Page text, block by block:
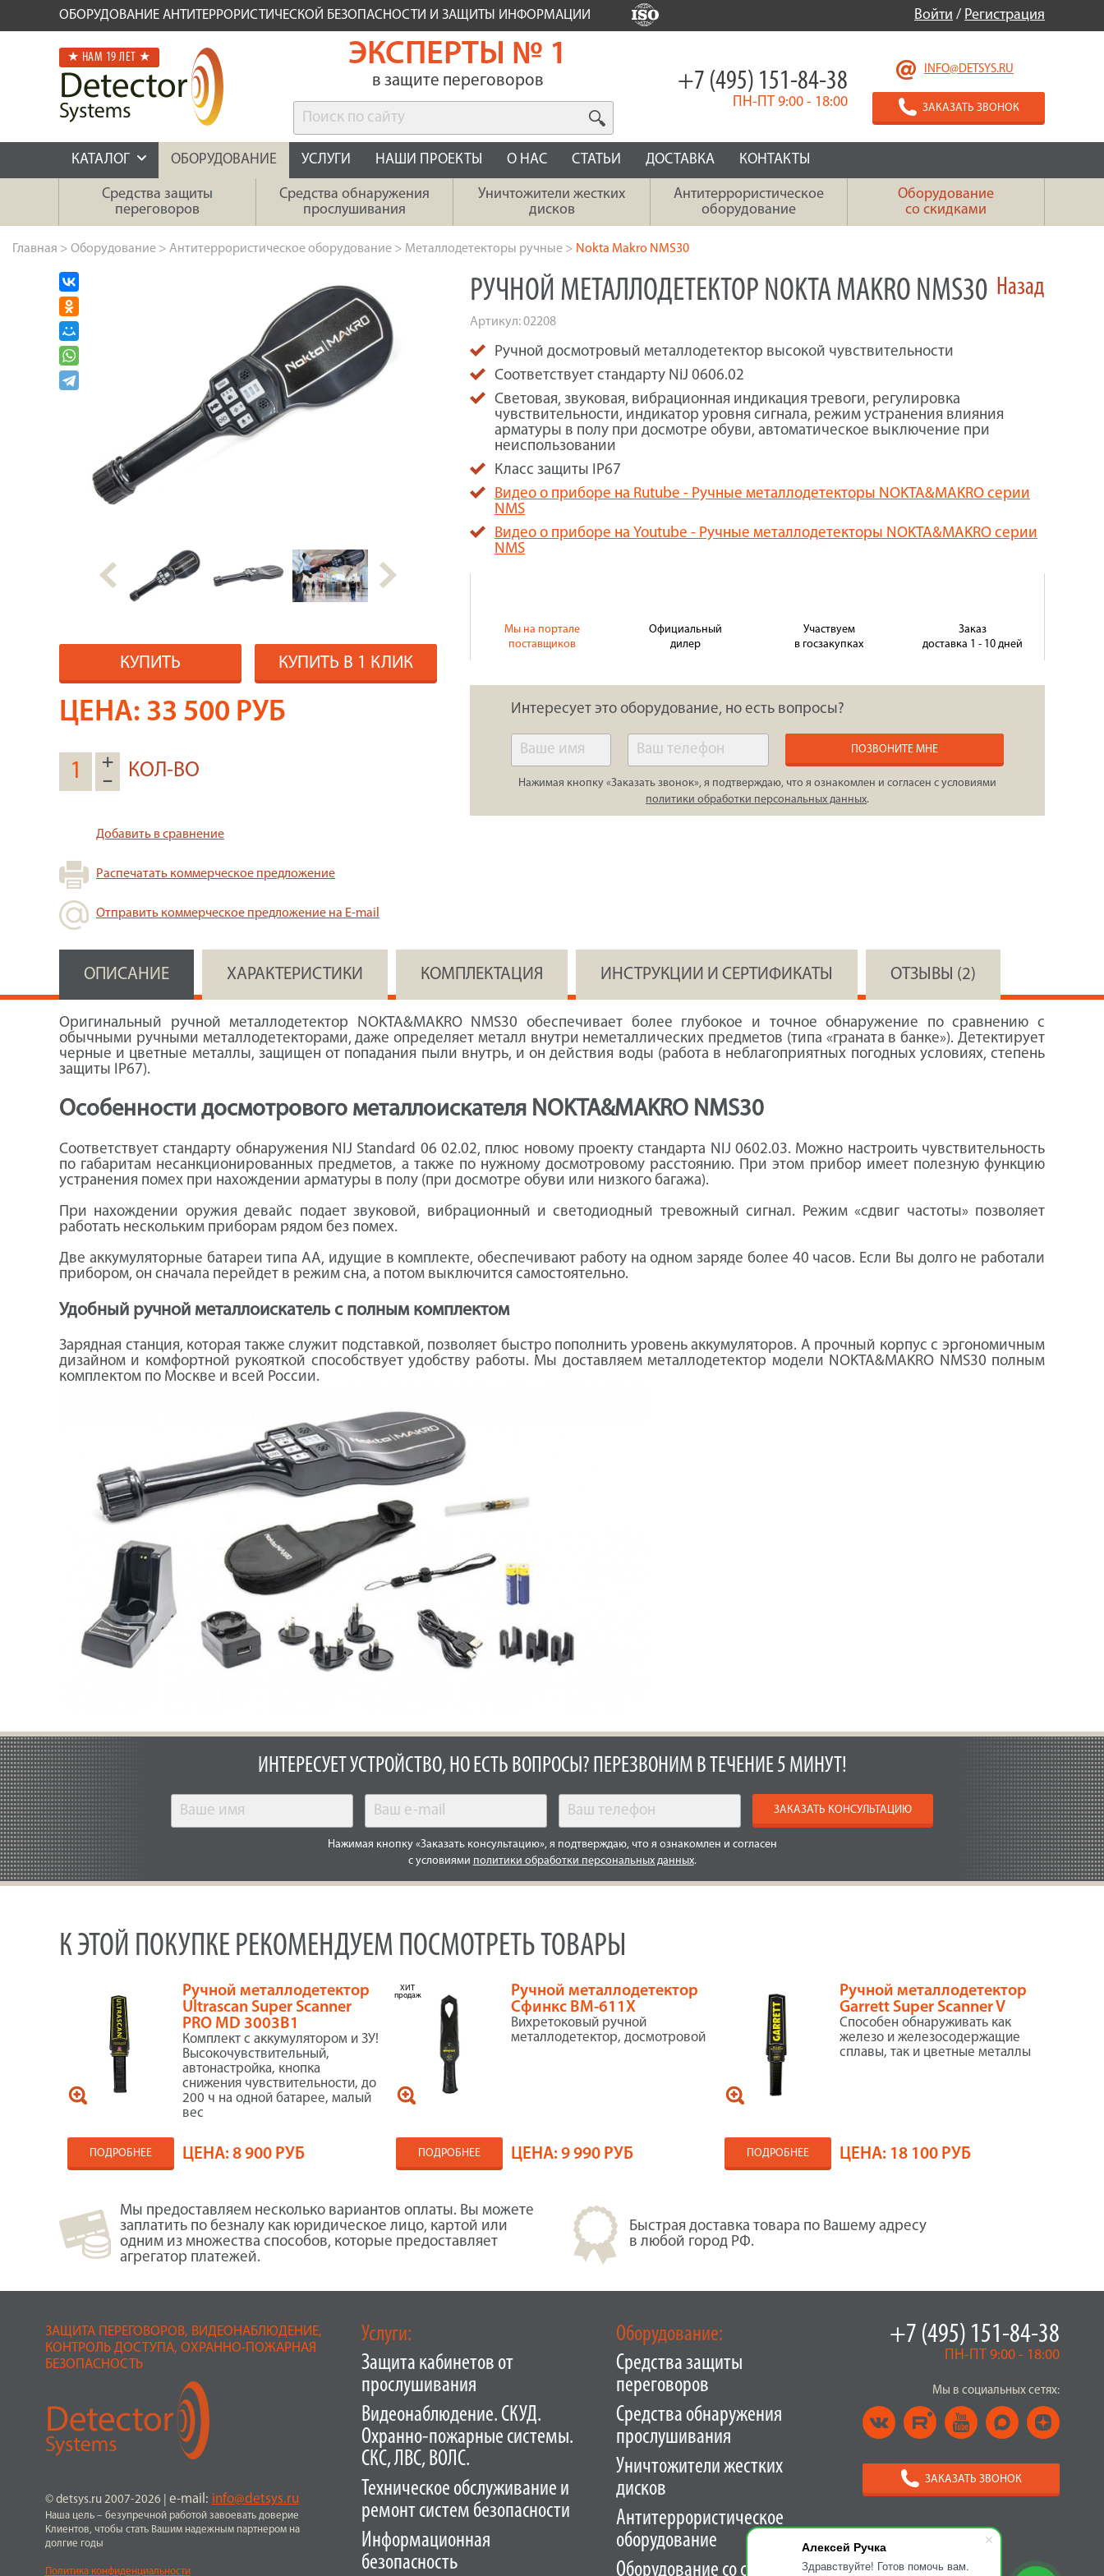
Алексей Ручка
Здравствуйте! Готов помочь вам.
ОБОРУДОВАНИЕ АНТИТЕРРОРИСТИЧЕСКОЙ БЕЗОПАСНОСТИ И ЗАЩИТЫ ИНФОРМАЦИИ Войти / Регистрация
★ НАМ 19 ЛЕТ ★ ЭКСПЕРТЫ № 1
в защите переговоров
INFO@DETSYS.RU
ЗАКАЗАТЬ ЗВОНОК
+7 (495) 151-84-38
ПН-ПТ 9:00 - 18:00
КАТАЛОГ ОБОРУДОВАНИЕ УСЛУГИ НАШИ ПРОЕКТЫ О НАС СТАТЬИ ДОСТАВКА КОНТАКТЫ
Средства защиты
переговоров
Средства обнаружения
прослушивания
Уничтожители жестких
дисков
Антитеррористическое
оборудование
Оборудование
со скидками
Главная > Оборудование > Антитеррористическое оборудование > Металлодетекторы ручные > Nokta Makro NMS30
Назад
КУПИТЬ КУПИТЬ В 1 КЛИК
ЦЕНА: 33 500 РУБ
+
–
КОЛ-ВО
Добавить в сравнение
Распечатать коммерческое предложение
Отправить коммерческое предложение на E-mail
РУЧНОЙ МЕТАЛЛОДЕТЕКТОР NOKTA MAKRO NMS30
Артикул:02208
Ручной досмотровый металлодетектор высокой чувствительности
Соответствует стандарту NiJ 0606.02
Световая, звуковая, вибрационная индикация тревоги, регулировка
чувствительности, индикатор уровня сигнала, режим устранения влияния
арматуры в полу при досмотре обуви, автоматическое выключение при
неиспользовании
Класс защиты IP67
Видео о приборе на Rutube - Ручные металлодетекторы NOKTA&MAKRO серии
NMS
Видео о приборе на Youtube - Ручные металлодетекторы NOKTA&MAKRO серии
NMS
Мы на портале
поставщиков
Официальный
дилер
Участвуем
в госзакупках
Заказ
доставка 1 - 10 дней
Интересует это оборудование, но есть вопросы?
ПОЗВОНИТЕ МНЕ
Нажимая кнопку «Заказать звонок», я подтверждаю, что я ознакомлен и согласен с условиями
политики обработки персональных данных.
ОПИСАНИЕ ХАРАКТЕРИСТИКИ КОМПЛЕКТАЦИЯ ИНСТРУКЦИИ И СЕРТИФИКАТЫ ОТЗЫВЫ (2)
Оригинальный ручной металлодетектор NOKTA&MAKRO NMS30 обеспечивает более глубокое и точное обнаружение по сравнению с
обычными ручными металлодетекторами, даже определяет металл внутри неметаллических предметов (типа «граната в банке»). Детектирует
черные и цветные металлы, защищен от попадания пыли внутрь, и он действия воды (работа в неблагоприятных погодных условиях, степень
защиты IP67).
Особенности досмотрового металлоискателя NOKTA&MAKRO NMS30
Соответствует стандарту обнаружения NIJ Standard 06 02.02, плюс новому проекту стандарта NIJ 0602.03. Можно настроить чувствительность
по габаритам несанкционированных предметов, а также по нужному досмотровому расстоянию. При этом прибор имеет полезную функцию
устранения помех при нахождении арматуры в полу (при досмотре обуви или низкого багажа).
При нахождении оружия девайс подает звуковой, вибрационный и светодиодный тревожный сигнал. Режим «сдвиг частоты» позволяет
работать нескольким приборам рядом без помех.
Две аккумуляторные батареи типа АА, идущие в комплекте, обеспечивают работу на одном заряде более 40 часов. Если Вы долго не работали
прибором, он сначала перейдет в режим сна, а потом выключится самостоятельно.
Удобный ручной металлоискатель с полным комплектом
Зарядная станция, которая также служит подставкой, позволяет быстро пополнить уровень аккумуляторов. А прочный корпус с эргономичным
дизайном и комфортной рукояткой способствует удобству работы. Мы доставляем металлодетектор модели NOKTA&MAKRO NMS30 полным
комплектом по Москве и всей России.
ИНТЕРЕСУЕТ УСТРОЙСТВО, НО ЕСТЬ ВОПРОСЫ? ПЕРЕЗВОНИМ В ТЕЧЕНИЕ 5 МИНУТ!
ЗАКАЗАТЬ КОНСУЛЬТАЦИЮ
Нажимая кнопку «Заказать консультацию», я подтверждаю, что я ознакомлен и согласен
с условиями политики обработки персональных данных.
К ЭТОЙ ПОКУПКЕ РЕКОМЕНДУЕМ ПОСМОТРЕТЬ ТОВАРЫ
Ручной металлодетектор
Ultrascan Super Scanner
PRO MD 3003B1
Комплект с аккумулятором и ЗУ!
Высокочувствительный,
автонастройка, кнопка
снижения чувствительности, до
200 ч на одной батарее, малый
вес
ПОДРОБНЕЕ ЦЕНА:8 900 РУБ
Ручной металлодетектор
Сфинкс ВМ-611Х
Вихретоковый ручной
металлодетектор, досмотровой
ХИТ
продаж
ПОДРОБНЕЕ ЦЕНА:9 990 РУБ
Ручной металлодетектор
Garrett Super Scanner V
Cпособен обнаруживать как
железо и железосодержащие
сплавы, так и цветные металлы
ПОДРОБНЕЕ ЦЕНА: 18 100 РУБ
Мы предоставляем несколько вариантов оплаты. Вы можете
заплатить по безналу как юридическое лицо, картой или
одним из множества способов, которые предоставляет
агрегатор платежей.
Быстрая доставка товара по Вашему адресу
в любой город РФ.
ЗАЩИТА ПЕРЕГОВОРОВ, ВИДЕОНАБЛЮДЕНИЕ,
КОНТРОЛЬ ДОСТУПА, ОХРАННО-ПОЖАРНАЯ
БЕЗОПАСНОСТЬ
© detsys.ru 2007-2026 e-mail: info@detsys.ru
Наша цель – безупречной работой завоевать доверие
Клиентов, чтобы стать Вашим надежным партнером на
долгие годы
Политика конфиденциальности
Услуги:
Защита кабинетов от
прослушивания
Видеонаблюдение. СКУД.
Охранно-пожарные системы.
СКС, ЛВС, ВОЛС.
Техническое обслуживание и
ремонт систем безопасности
Информационная
безопасность
+7 (495) 151-84-38
ПН-ПТ 9:00 - 18:00
Мы в социальных сетях:
ЗАКАЗАТЬ ЗВОНОК
Оборудование:
Средства защиты
переговоров
Средства обнаружения
прослушивания
Уничтожители жестких
дисков
Антитеррористическое
оборудование
Оборудование со скидками